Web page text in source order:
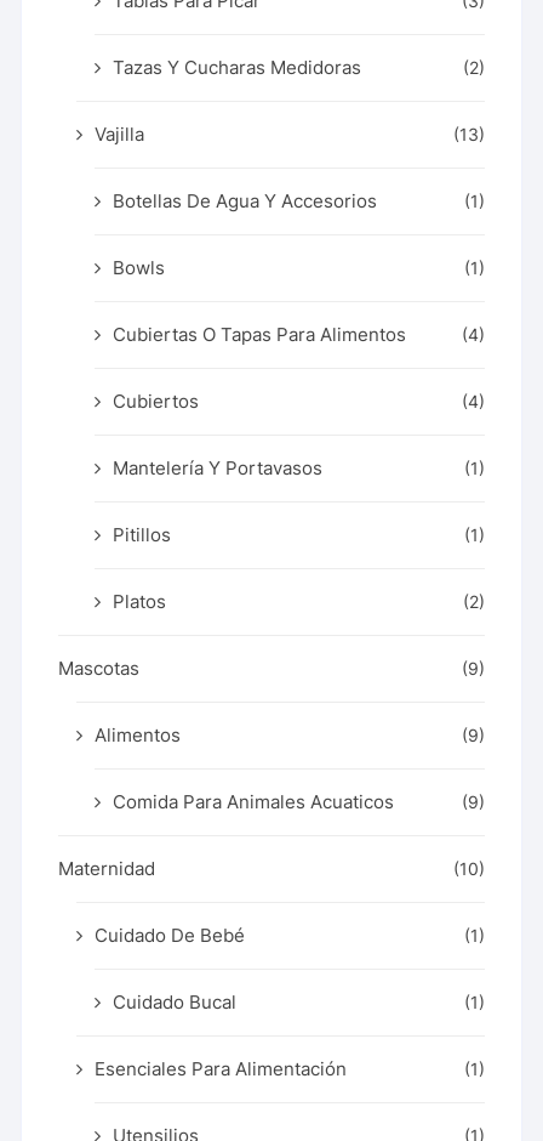
Tazas Y Cucharas Medidoras (2)
Vajilla (13)
Botellas De Agua Y Accesorios (1)
Bowls (1)
Cubiertas O Tapas Para Alimentos (4)
Cubiertos (4)
Mantelería Y Portavasos (1)
Pitillos (1)
Platos (2)
Mascotas (9)
Alimentos (9)
Comida Para Animales Acuaticos (9)
Maternidad (10)
Cuidado De Bebé (1)
Cuidado Bucal (1)
Esenciales Para Alimentación (1)
Utensilios (1)